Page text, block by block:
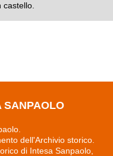
SANPAOLO
dell'Archivio storico.
di Intesa Sanpaolo,